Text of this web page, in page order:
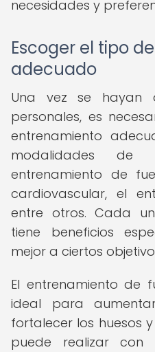
necesidades y
Escoger el tipo
adecuado
Una vez se hayan
personales, es
entrenamiento
modalidades de
entrenamiento de
cardiovascular, el
entre otros. Cada
tiene beneficios
mejor a ciertos
El entrenamiento de
ideal para
fortalecer los huesos
puede realizar con